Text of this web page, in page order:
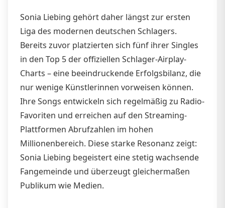
Sonia Liebing gehört daher längst zur ersten
Liga des modernen deutschen Schlagers.
Bereits zuvor platzierten sich fünf ihrer Singles
in den Top 5 der offiziellen Schlager-Airplay-
Charts – eine beeindruckende Erfolgsbilanz, die
nur wenige Künstlerinnen vorweisen können.
Ihre Songs entwickeln sich regelmäßig zu Radio-
Favoriten und erreichen auf den Streaming-
Plattformen Abrufzahlen im hohen
Millionenbereich. Diese starke Resonanz zeigt:
Sonia Liebing begeistert eine stetig wachsende
Fangemeinde und überzeugt gleichermaßen
Publikum wie Medien.